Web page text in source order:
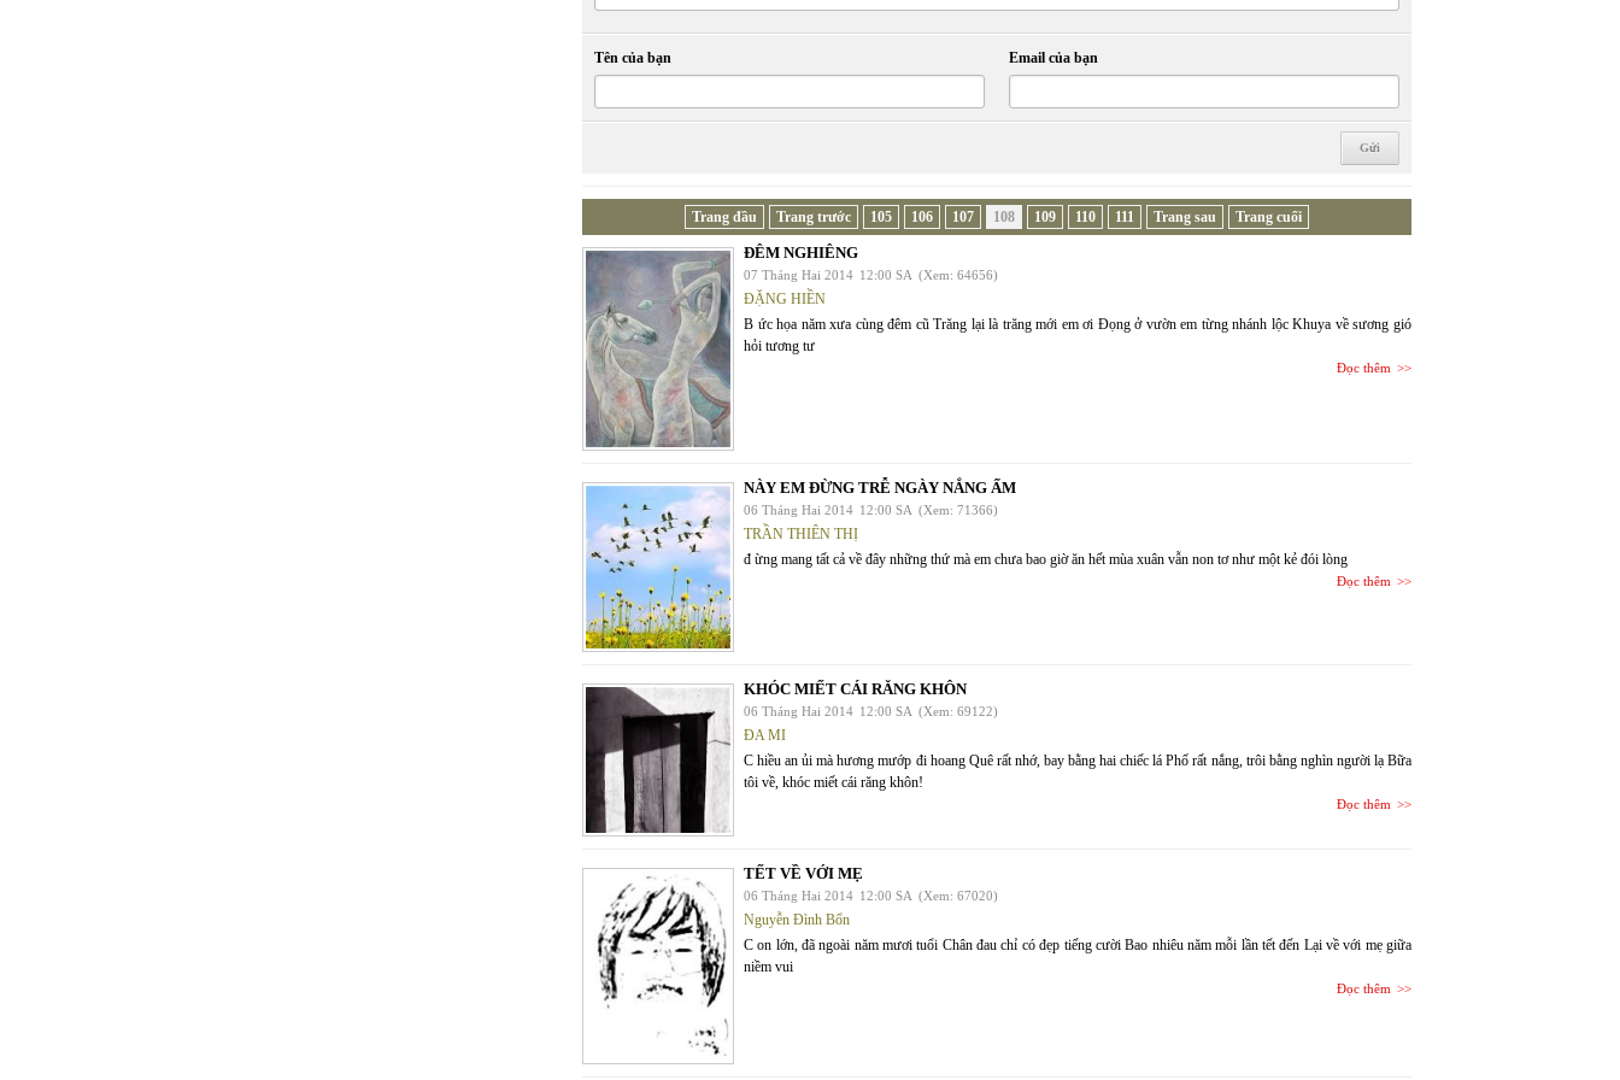
Tên của bạn Email của bạn
Trang đầu Trang trước 105 106 107 108 109 110 111 Trang sau Trang cuối
ĐÊM NGHIÊNG
07 Tháng Hai 2014 12:00 SA (Xem: 64656)
ĐẶNG HIỀN
B ức họa năm xưa cùng đêm cũ Trăng lại là trăng mới em ơi Đọng ở vườn em từng nhánh lộc Khuya về sương gió
hỏi tương tư
Đọc thêm
NÀY EM ĐỪNG TRỄ NGÀY NẮNG ẤM
06 Tháng Hai 2014 12:00 SA (Xem: 71366)
TRẦN THIÊN THỊ
đ ừng mang tất cả về đây những thứ mà em chưa bao giờ ăn hết mùa xuân vẫn non tơ như một kẻ đói lòng
Đọc thêm
KHÓC MIẾT CÁI RĂNG KHÔN
06 Tháng Hai 2014 12:00 SA (Xem: 69122)
ĐA MI
C hiều an ủi mà hương mướp đi hoang Quê rất nhớ, bay bằng hai chiếc lá Phố rất nắng, trôi bằng nghìn người lạ Bữa
tôi về, khóc miết cái răng khôn!
Đọc thêm
TẾT VỀ VỚI MẸ
06 Tháng Hai 2014 12:00 SA (Xem: 67020)
Nguyễn Đình Bổn
C on lớn, đã ngoài năm mươi tuổi Chân đau chỉ có đẹp tiếng cười Bao nhiêu năm mỗi lần tết đến Lại về với mẹ giữa
niềm vui
Đọc thêm